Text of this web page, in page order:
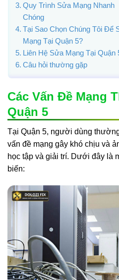
Quy Trình Sửa Mạng Nhanh
Chóng
Tại Sao Chọn Chúng Tôi Để
Mạng Tại Quận 5?
Liên Hệ Sửa Mạng Tại Quận
Câu hỏi thường gặp
Các Vấn Đề Mạng
Quận 5
Tại Quận 5, người dùng
vấn đề mạng gây khó chịu và
học tập và giải trí. Dưới đây là
biến: